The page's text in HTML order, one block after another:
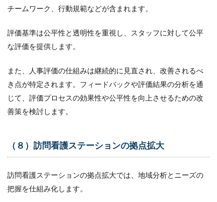
チームワーク、行動規範などが含まれます。
評価基準は公平性と透明性を重視し、スタッフに対して公平
な評価を提供します。
また、人事評価の仕組みは継続的に見直され、改善されるべ
き点が特定されます。フィードバックや評価結果の分析を通
じて、評価プロセスの効果性や公平性を向上させるための改
善策を検討します。
（８）訪問看護ステーションの拠点拡大
訪問看護ステーションの拠点拡大では、地域分析とニーズの
把握を仕組み化します。